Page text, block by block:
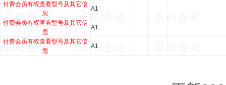
付费会员有权查看型号及其它信
息
A1
付费会员有权查看型号及其它信
息
A1
付费会员有权查看型号及其它信
息
A1